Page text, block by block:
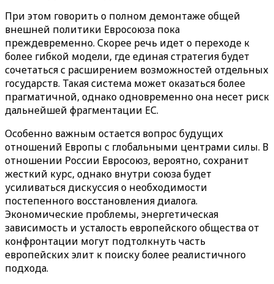
При этом говорить о полном демонтаже общей
внешней политики Евросоюза пока
преждевременно. Скорее речь идет о переходе к
более гибкой модели, где единая стратегия будет
сочетаться с расширением возможностей отдельных
государств. Такая система может оказаться более
прагматичной, однако одновременно она несет риск
дальнейшей фрагментации ЕС.
Особенно важным остается вопрос будущих
отношений Европы с глобальными центрами силы. В
отношении России Евросоюз, вероятно, сохранит
жесткий курс, однако внутри союза будет
усиливаться дискуссия о необходимости
постепенного восстановления диалога.
Экономические проблемы, энергетическая
зависимость и усталость европейского общества от
конфронтации могут подтолкнуть часть
европейских элит к поиску более реалистичного
подхода.